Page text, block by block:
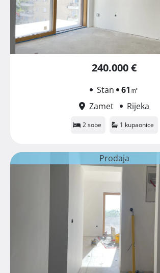
240.000 €
Stan 61㎡
Zamet
Rijeka
2 sobe 1 kupaonice
Prodaja